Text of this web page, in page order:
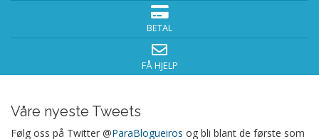
BETAL
FÅ HJELP
Våre nyeste Tweets
Følg oss på Twitter @ParaBlogueiros og bli blant de første som